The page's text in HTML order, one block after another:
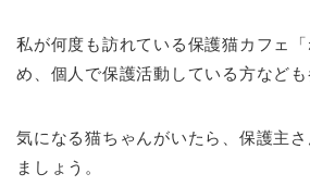
私が何度も訪れている保護猫カフェ
め、個人で保護活動している方なども
気になる猫ちゃんがいたら、保護主
ましょう。